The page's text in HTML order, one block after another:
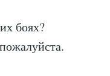
боях?